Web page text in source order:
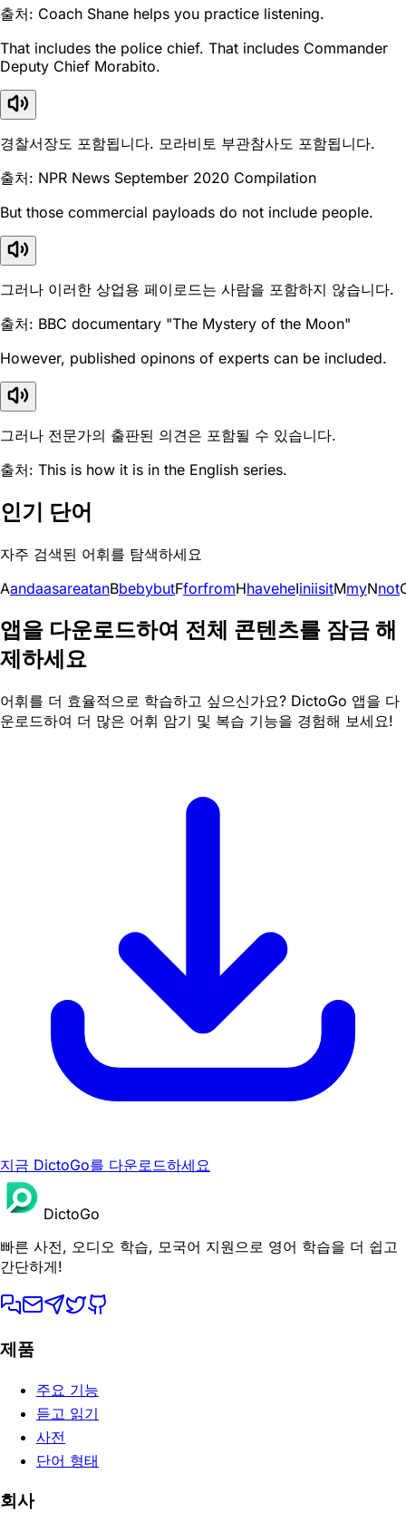
출처: Coach Shane helps you practice listening.
That includes the police chief. That includes Commander
Deputy Chief Morabito.
경찰서장도 포함됩니다. 모라비토 부관참사도 포함됩니다.
출처: NPR News September 2020 Compilation
But those commercial payloads do not include people.
그러나 이러한 상업용 페이로드는 사람을 포함하지 않습니다.
출처: BBC documentary "The Mystery of the Moon"
However, published opinons of experts can be included.
그러나 전문가의 출판된 의견은 포함될 수 있습니다.
출처: This is how it is in the English series.
인기 단어
자주 검색된 어휘를 탐색하세요
AandaasareatanBbebybutFforfromHhaveheIiniisitMmyNnot
앱을 다운로드하여 전체 콘텐츠를 잠금 해
제하세요
어휘를 더 효율적으로 학습하고 싶으신가요? DictoGo 앱을 다
운로드하여 더 많은 어휘 암기 및 복습 기능을 경험해 보세요!
지금 DictoGo를 다운로드하세요
DictoGo
빠른 사전, 오디오 학습, 모국어 지원으로 영어 학습을 더 쉽고
간단하게!
제품
주요 기능
듣고 읽기
사전
단어 형태
회사